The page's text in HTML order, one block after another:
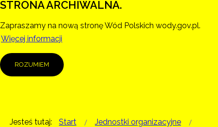
STRONA ARCHIWALNA.
Zapraszamy na nową stronę Wód Polskich wody.gov.pl.
Więcej informacji
ROZUMIEM
Jesteś tutaj: Start
Jednostki organizacyjne